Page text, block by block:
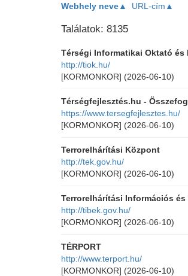
Webhely neve▲ URL-cím▲
Találatok: 8135
Térségi Informatikai Oktató
http://tiok.hu/
[KORMONKOR] (2026-06-10)
Térségfejlesztés.hu -
https://www.tersegfejlesztes.hu/
[KORMONKOR] (2026-06-10)
Terrorelhárítási Központ
http://tek.gov.hu/
[KORMONKOR] (2026-06-10)
Terrorelhárítási Információs
http://tibek.gov.hu/
[KORMONKOR] (2026-06-10)
TÉRPORT
http://www.terport.hu/
[KORMONKOR] (2026-06-10)